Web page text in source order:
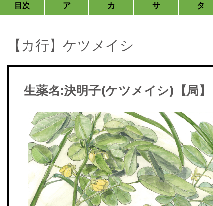
目次 ア カ サ タ
【カ行】ケツメイシ
生薬名:決明子(ケツメイシ)【局】